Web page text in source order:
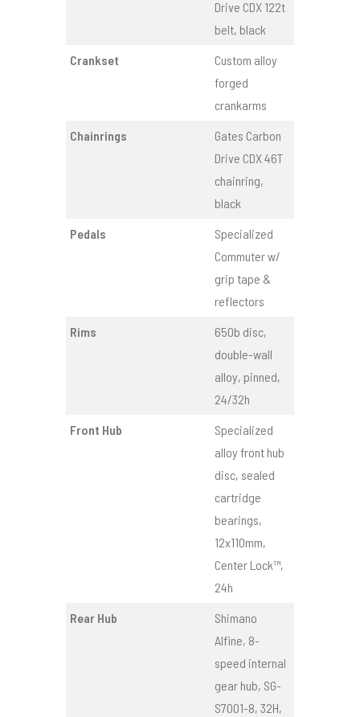
Drive CDX 122t
belt, black
Crankset
Custom alloy
forged
crankarms
Chainrings
Gates Carbon
Drive CDX 46T
chainring,
black
Pedals
Specialized
Commuter w/
grip tape &
reflectors
Rims
650b disc,
double-wall
alloy, pinned,
24/32h
Front Hub
Specialized
alloy front hub
disc, sealed
cartridge
bearings,
12x110mm,
Center Lock™,
24h
Rear Hub
Shimano
Alfine, 8-
speed internal
gear hub, SG-
S7001-8, 32H,